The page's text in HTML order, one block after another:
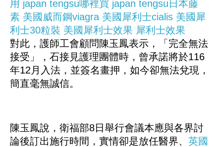
用 japan tengsu哪裡買 japan tengsu日本藤
素 美國威而鋼viagra 美國犀利士cialis 美國犀
利士30粒裝 美國犀利士效果 犀利士效果
對此，護師工會顧問陳玉鳳表示，「完全無法
接受」，石接見護理團體時，曾承諾將於116
年12月入法，並簽名畫押，如今卻無法兌現，
簡直毫無誠信。
陳玉鳳說，衛福部8日舉行會議本應與各界討
論後訂出施行時間，實情卻是放任醫界、 英國